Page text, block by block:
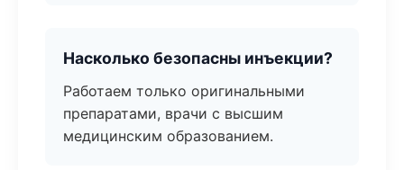
Насколько безопасны инъекции?
Работаем только оригинальными
препаратами, врачи с высшим
медицинским образованием.